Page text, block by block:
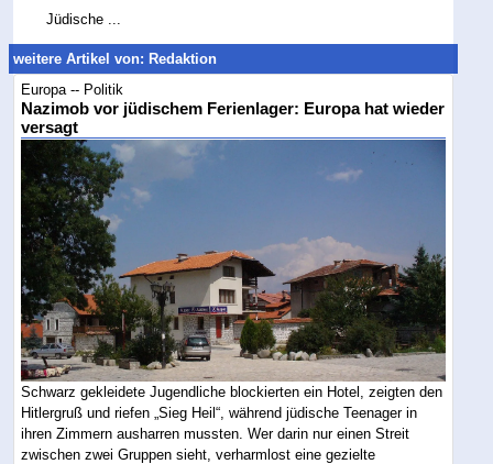
Jüdische ...
weitere Artikel von: Redaktion
Europa -- Politik
Nazimob vor jüdischem Ferienlager: Europa hat wieder
versagt
Schwarz gekleidete Jugendliche blockierten ein Hotel, zeigten den
Hitlergruß und riefen „Sieg Heil“, während jüdische Teenager in
ihren Zimmern ausharren mussten. Wer darin nur einen Streit
zwischen zwei Gruppen sieht, verharmlost eine gezielte